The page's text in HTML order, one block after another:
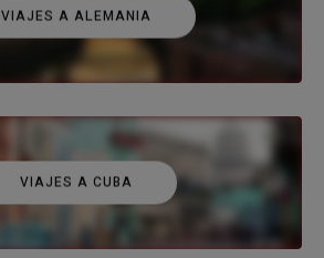
VIAJES A ALEMANIA
VIAJES A CUBA